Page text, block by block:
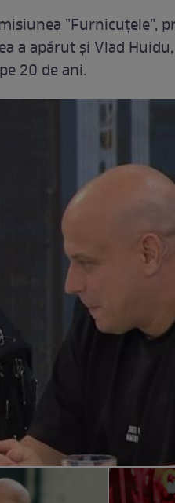
”Furnicuțele”,
a apărut și Vlad
20 de ani.